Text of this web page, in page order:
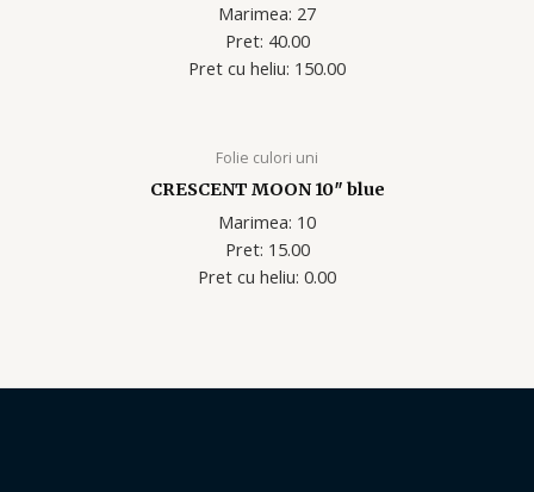
Marimea: 27
Pret: 40.00
Pret cu heliu: 150.00
Folie culori uni
CRESCENT MOON 10″ blue
Marimea: 10
Pret: 15.00
Pret cu heliu: 0.00